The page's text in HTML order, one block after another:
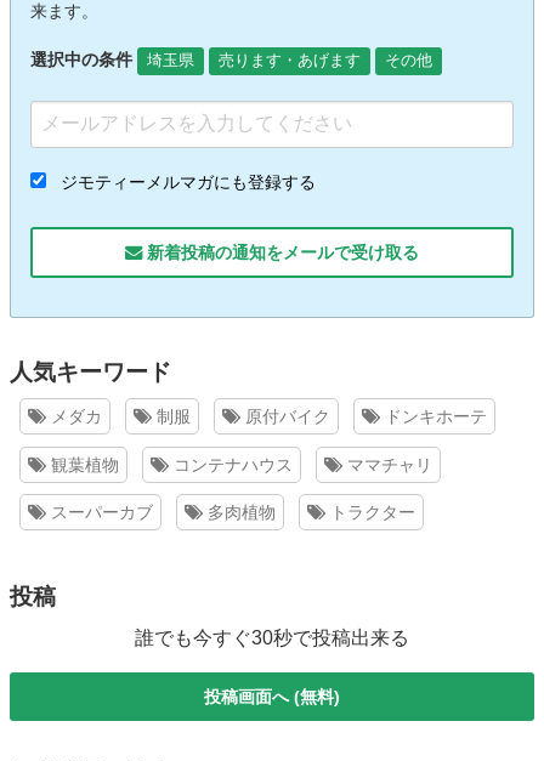
来ます。
選択中の条件 埼玉県 売ります・あげます その他
ジモティーメルマガにも登録する
新着投稿の通知をメールで受け取る
人気キーワード
メダカ 制服 原付バイク ドンキホーテ
観葉植物 コンテナハウス ママチャリ
スーパーカブ 多肉植物 トラクター
投稿
誰でも今すぐ30秒で投稿出来る
投稿画面へ (無料)